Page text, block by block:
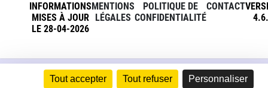
Tout accepter Tout refuser Personnaliser
INFORMATIONS
MISES À JOUR
LE 28-04-2026
MENTIONS
LÉGALES
POLITIQUE DE
CONFIDENTIALITÉ
CONTACT